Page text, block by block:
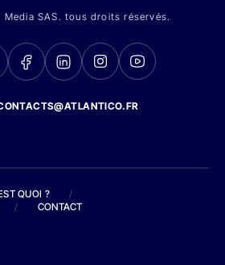
SAS. tous droits réservés.
QUOI ?
/
/ CONTACT